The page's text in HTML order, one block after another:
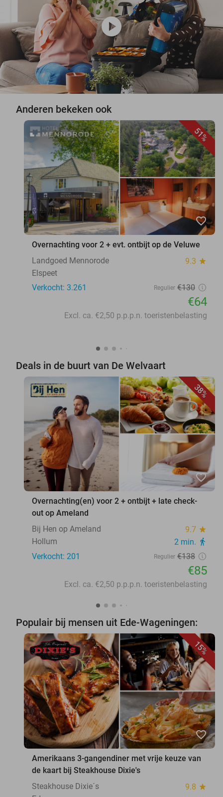
play_circle
Anderen bekeken ook
51%
favorite_border
Overnachting voor 2 + evt. ontbijt op de Veluwe
Landgoed Mennorode
9.3 star
Elspeet
Verkocht: 3.261
Regulier €130
€64
Excl. ca. €2,50 p.p.p.n. toeristenbelasting
Deals in de buurt van De Welvaart
38%
favorite_border
Overnachting(en) voor 2 + ontbijt + late check-
out op Ameland
Bij Hen op Ameland
9.7 star
Hollum 2 min. directions_walk
Verkocht: 201 Regulier €138
€85
Excl. ca. €2,50 p.p.p.n. toeristenbelasting
Populair bij mensen uit Ede-Wageningen:
15%
favorite_border
Amerikaans 3-gangendiner met vrije keuze van
de kaart bij Steakhouse Dixie's
Steakhouse Dixie´s
9.8 star